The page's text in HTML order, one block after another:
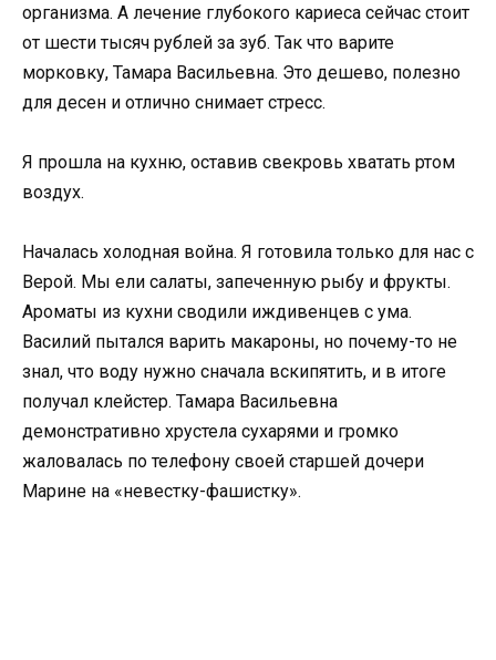
организма. А лечение глубокого кариеса сейчас стоит
от шести тысяч рублей за зуб. Так что варите
морковку, Тамара Васильевна. Это дешево, полезно
для десен и отлично снимает стресс.
Я прошла на кухню, оставив свекровь хватать ртом
воздух.
Началась холодная война. Я готовила только для нас с
Верой. Мы ели салаты, запеченную рыбу и фрукты.
Ароматы из кухни сводили иждивенцев с ума.
Василий пытался варить макароны, но почему-то не
знал, что воду нужно сначала вскипятить, и в итоге
получал клейстер. Тамара Васильевна
демонстративно хрустела сухарями и громко
жаловалась по телефону своей старшей дочери
Марине на «невестку-фашистку».